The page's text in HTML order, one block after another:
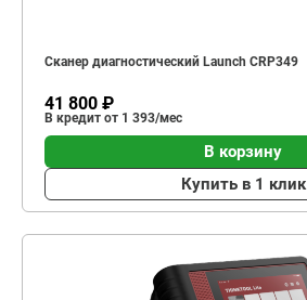
Сканер диагностический Launch CRP349
41 800 ₽
В кредит от 1 393/мес
В корзину
Купить в 1 клик